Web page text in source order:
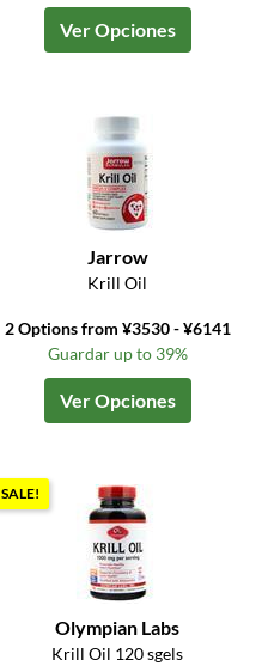
Ver Opciones
Jarrow
Krill Oil
2 Options from ¥3530 - ¥6141
Guardar up to 39%
Ver Opciones
SALE!
Olympian Labs
Krill Oil 120 sgels